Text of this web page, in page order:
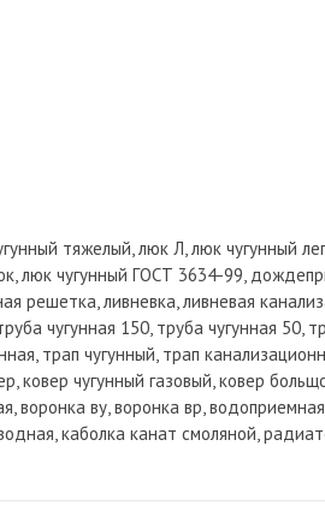
тяжелый, люк Л, люк чугунный
люк чугунный ГОСТ 3634-99,
ливневка, ливневая
чугунная 150, труба чугунная 50,
трап чугунный, трап
ковер чугунный газовый, ковер
воронка ву, воронка вр,
каболка канат смоляной,